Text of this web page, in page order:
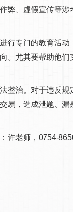
弊、虚假宣传等
专门的教育活动
。尤其要帮助他
治。对于违反规
易，造成泄题、
老师，0754-